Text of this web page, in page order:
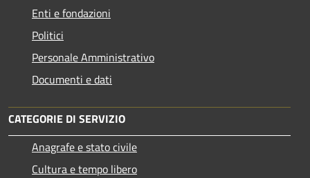
Enti e fondazioni
Politici
Personale Amministrativo
Documenti e dati
CATEGORIE DI SERVIZIO
Anagrafe e stato civile
Cultura e tempo libero